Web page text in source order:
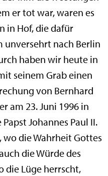
er tot war, waren es
in Hof, die dafür
unversehrt nach Berlin
haben wir heute in
seinem Grab einen
von Bernhard
am 23. Juni 1996 in
Johannes Paul II.
wo die Wahrheit Gottes
die Würde des
die Lüge herrscht,